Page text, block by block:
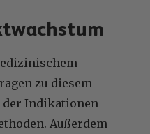
zu diesem
der Indikationen
Außerdem